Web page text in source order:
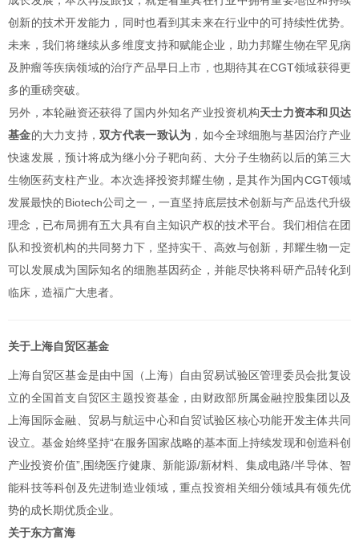
创新的技术开发能力，同时也看到其未来在行业中的可持续性优势。
未来，我们将继续从多维度支持和赋能企业，助力邦耀生物在罕见病
及肿瘤等疾病领域的治疗产品早日上市，也期待其在CGT领域获得更
多的重磅突破。
另外，本轮融资还获得了国内外知名产业投资机构天士力资本和贝达
基金的大力支持，双方代表一致认为 ，如今全球细胞与基因治疗产业
快速发展，预计将成为继小分子靶向药、大分子生物药以后的第三大
生物医药支柱产业。本次选择投资邦耀生物，是其作为国内CGT领域
发展最快的Biotech公司之一，一直坚持底层技术创新与产品迭代升级
理念，已布局拥有五大具有自主知识产权的技术平台。我们相信在团
队和投资机构的共同努力下，坚持实干、高效与创新，邦耀生物一定
可以发展成为国际知名的细胞基因药企，并能尽快将科研产品转化到
临床，造福广大患者。
关于上海自贸区基金
上海自贸区基金是由中国（上海）自由贸易试验区管理委员会批复设
立的全国首支自贸区主题投资基金，由财政部所属金融控股集团以及
上海国际金融、贸易与航运中心和自贸试验区核心功能开发主体共同
设立。基金始终坚持“在服务国家战略的基本面上持续发现和创造科创
产业投资价值”,围绕医疗健康、新能源/新材料、集成电路/半导体、智
能科技等科创及先进制造业领域，重点投资相关细分领域具有领先优
势的成长期优质企业。
关于东方富海